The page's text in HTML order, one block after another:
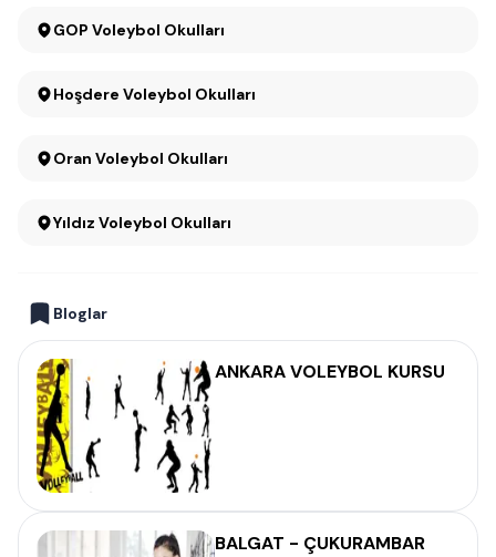
GOP Voleybol Okulları
Hoşdere Voleybol Okulları
Oran Voleybol Okulları
Yıldız Voleybol Okulları
Bloglar
ANKARA VOLEYBOL KURSU
BALGAT - ÇUKURAMBAR